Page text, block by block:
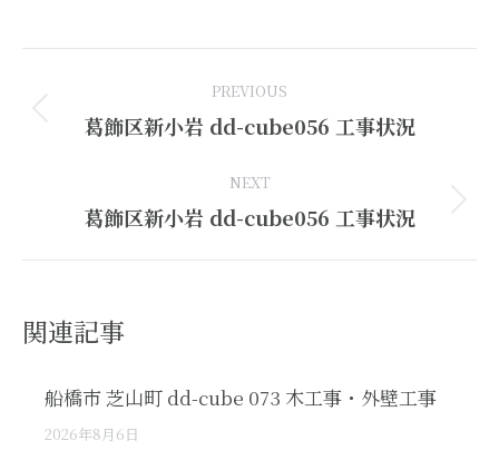
PREVIOUS
Previous
葛飾区新小岩 dd-cube056 工事状況
NEXT
Next
葛飾区新小岩 dd-cube056 工事状況
関連記事
船橋市 芝山町 dd-cube 073 木工事・外壁工事
2026年8月6日